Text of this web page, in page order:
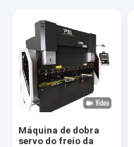
Máquina de dobra
servo do freio da